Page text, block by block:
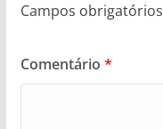
Campos
Comentário *